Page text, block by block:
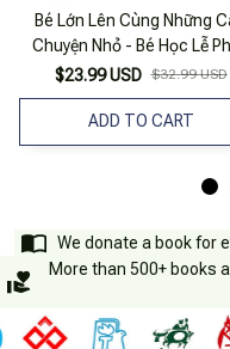
Bé Lớn Lên Cùng Những
Chuyện Nhỏ - Bé Học Lễ
$23.99 USD $32.99 USD
ADD TO CART
We donate a book for
More than 500+ books